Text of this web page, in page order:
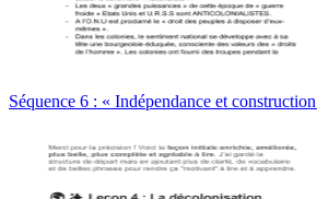
Séquence 6 : « Indépendance et